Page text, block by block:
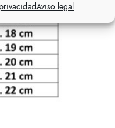
Aviso legal